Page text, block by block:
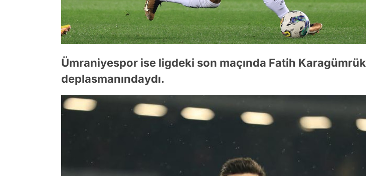
Ümraniyespor ise ligdeki son maçında Fatih Karagümrük
deplasmanındaydı.